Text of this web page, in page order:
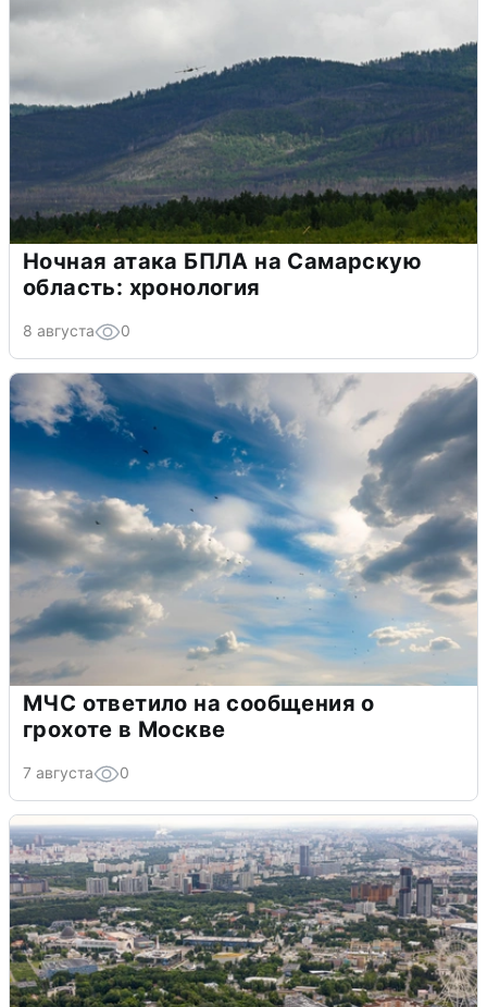
Ночная атака БПЛА на Самарскую
область: хронология
8 августа 0
МЧС ответило на сообщения о
грохоте в Москве
7 августа 0